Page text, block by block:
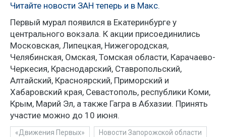
Читайте новости ЗАН теперь и в Макс.
Первый мурал появился в Екатеринбурге у
центрального вокзала. К акции присоединились
Московская, Липецкая, Нижегородская,
Челябинская, Омская, Томская области, Карачаево-
Черкесия, Краснодарский, Ставропольский,
Алтайский, Красноярский, Приморский и
Хабаровский края, Севастополь, республики Коми,
Крым, Марий Эл, а также Гагра в Абхазии. Принять
участие можно до 10 июня.
«Движения Первых» Новости Запорожской области